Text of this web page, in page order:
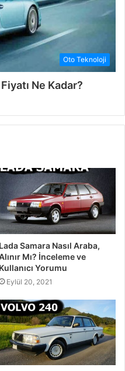
Oto Teknoloji
Ne Kadar?
Lada Samara Nasıl Araba,
Mı? İnceleme ve
Kullanıcı Yorumu
Eylül 20, 2021